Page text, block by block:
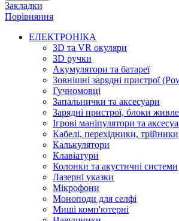
Закладки
Порівняння
ЕЛЕКТРОНІКА
3D та VR окуляри
3D ручки
Акумулятори та батареї
Зовнішні зарядні пристрої
Гучномовці
Запальнички та аксесуари
Зарядні пристрої, блоки
Ігрові маніпулятори та
Кабелі, перехідники, трійники
Калькулятори
Клавіатури
Колонки та акустичні системи
Лазерні указки
Мікрофони
Моноподи для селфі
Миші комп'ютерні